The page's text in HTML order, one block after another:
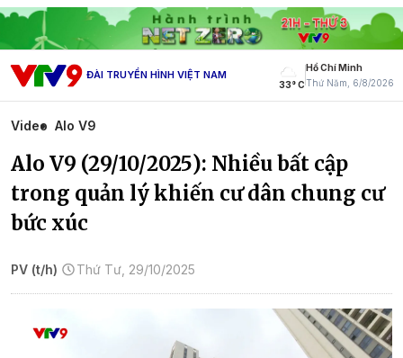
ĐÀI TRUYỀN HÌNH VIỆT NAM
33° C
Hồ Chí Minh
Thứ Năm, 6/8/2026
Video Alo V9
Alo V9 (29/10/2025): Nhiều bất cập
trong quản lý khiến cư dân chung cư
bức xúc
PV (t/h) Thứ Tư, 29/10/2025